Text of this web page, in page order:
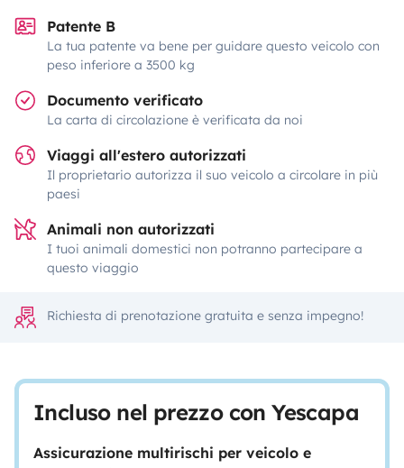
Patente B
La tua patente va bene per guidare questo veicolo con
peso inferiore a 3500 kg
Documento verificato
La carta di circolazione è verificata da noi
Viaggi all'estero autorizzati
Il proprietario autorizza il suo veicolo a circolare in più
paesi
Animali non autorizzati
I tuoi animali domestici non potranno partecipare a
questo viaggio
Richiesta di prenotazione gratuita e senza impegno!
Incluso nel prezzo con Yescapa
Assicurazione multirischi per veicolo e